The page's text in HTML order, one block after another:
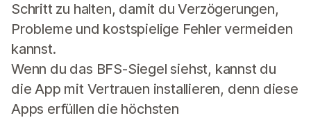
Schritt zu halten, damit du Verzögerungen,
Probleme und kostspielige Fehler vermeiden
kannst.
Wenn du das BFS-Siegel siehst, kannst du
die App mit Vertrauen installieren, denn diese
Apps erfüllen die höchsten